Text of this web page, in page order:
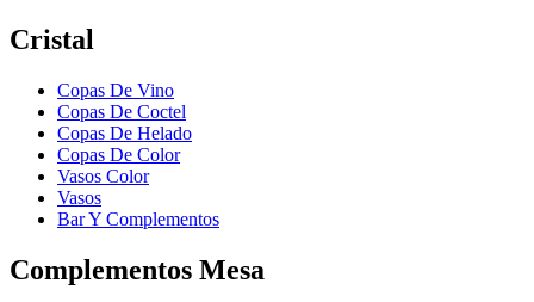
Cristal
Copas De Vino
Copas De Coctel
Copas De Helado
Copas De Color
Vasos Color
Vasos
Bar Y Complementos
Complementos Mesa